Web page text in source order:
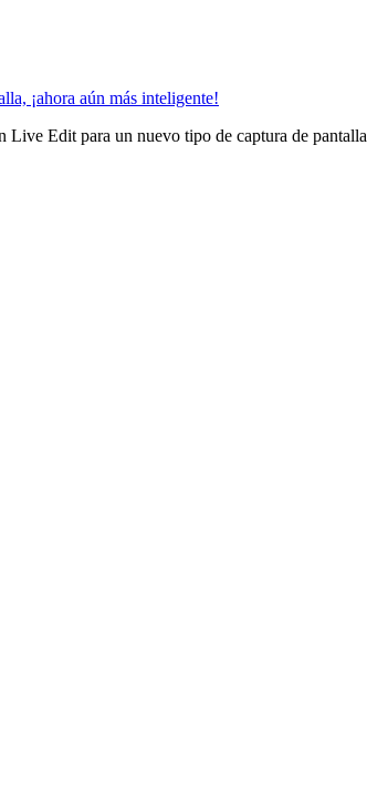
¡ahora aún más inteligente!
Live Edit para un nuevo tipo de captura de pantalla